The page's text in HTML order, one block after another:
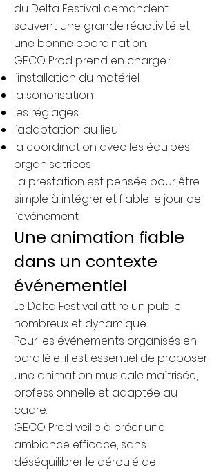
du Delta Festival demandent
souvent une grande réactivité et
une bonne coordination.
GECO Prod prend en charge :
l’installation du matériel
la sonorisation
les réglages
l’adaptation au lieu
la coordination avec les équipes
organisatrices
La prestation est pensée pour être
simple à intégrer et fiable le jour de
l’événement.
Une animation fiable
dans un contexte
événementiel
Le Delta Festival attire un public
nombreux et dynamique.
Pour les événements organisés en
parallèle, il est essentiel de proposer
une animation musicale maîtrisée,
professionnelle et adaptée au
cadre.
GECO Prod veille à créer une
ambiance efficace, sans
déséquilibrer le déroulé de